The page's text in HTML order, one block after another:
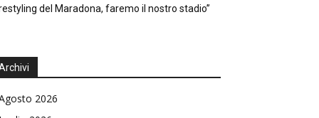
del Maradona, faremo il nostro stadio”
2026